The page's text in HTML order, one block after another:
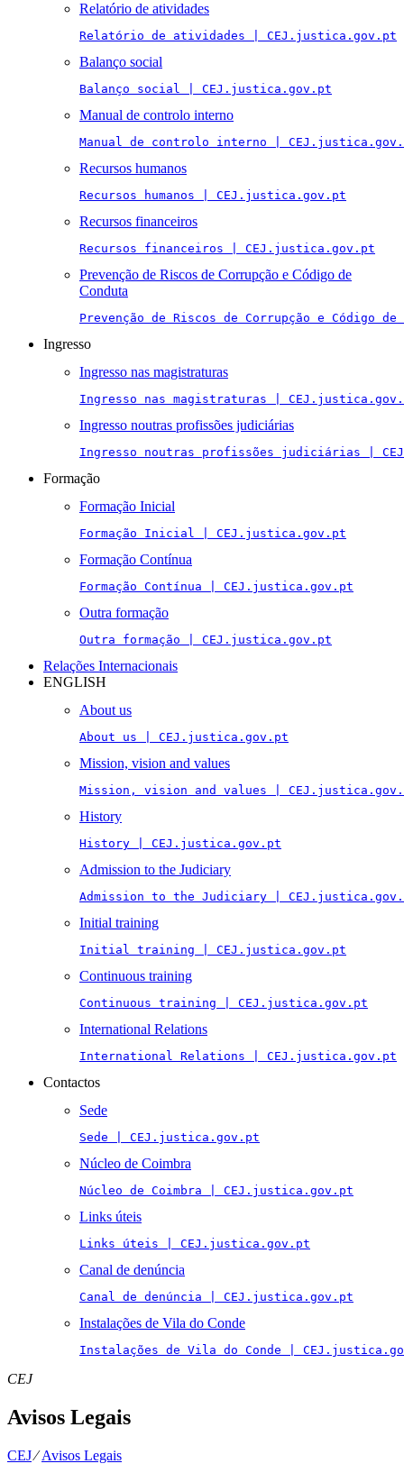
Relatório de atividades
Relatório de atividades | CEJ.justica.gov.pt
Balanço social
Balanço social | CEJ.justica.gov.pt
Manual de controlo interno
Manual de controlo interno |
Recursos humanos
Recursos humanos | CEJ.justica.gov.pt
Recursos financeiros
Recursos financeiros | CEJ.justica.gov.pt
Prevenção de Riscos de Corrupção e Código de
Conduta
Prevenção de Riscos de Corrupção e Código
Ingresso
Ingresso nas magistraturas
Ingresso nas magistraturas |
Ingresso noutras profissões judiciárias
Ingresso noutras profissões judiciárias |
Formação
Formação Inicial
Formação Inicial | CEJ.justica.gov.pt
Formação Contínua
Formação Contínua | CEJ.justica.gov.pt
Outra formação
Outra formação | CEJ.justica.gov.pt
Relações Internacionais
ENGLISH
About us
About us | CEJ.justica.gov.pt
Mission, vision and values
Mission, vision and values |
History
History | CEJ.justica.gov.pt
Admission to the Judiciary
Admission to the Judiciary |
Initial training
Initial training | CEJ.justica.gov.pt
Continuous training
Continuous training | CEJ.justica.gov.pt
International Relations
International Relations | CEJ.justica.gov.pt
Contactos
Sede
Sede | CEJ.justica.gov.pt
Núcleo de Coimbra
Núcleo de Coimbra | CEJ.justica.gov.pt
Links úteis
Links úteis | CEJ.justica.gov.pt
Canal de denúncia
Canal de denúncia | CEJ.justica.gov.pt
Instalações de Vila do Conde
Instalações de Vila do Conde |
CEJ
Avisos Legais
CEJ⁄Avisos Legais